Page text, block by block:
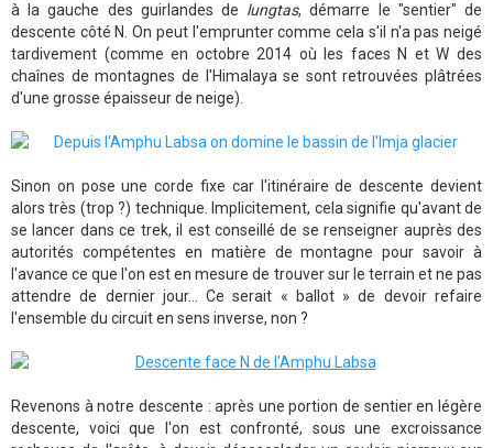
à la gauche des guirlandes de lungtas, démarre le "sentier" de
descente côté N. On peut l'emprunter comme cela s'il n'a pas neigé
tardivement (comme en octobre 2014 où les faces N et W des
chaînes de montagnes de l'Himalaya se sont retrouvées plâtrées
d'une grosse épaisseur de neige).
Sinon on pose une corde fixe car l'itinéraire de descente devient
alors très (trop ?) technique. Implicitement, cela signifie qu'avant de
se lancer dans ce trek, il est conseillé de se renseigner auprès des
autorités compétentes en matière de montagne pour savoir à
l'avance ce que l'on est en mesure de trouver sur le terrain et ne pas
attendre de dernier jour... Ce serait « ballot » de devoir refaire
l'ensemble du circuit en sens inverse, non ?
Revenons à notre descente : après une portion de sentier en légère
descente, voici que l'on est confronté, sous une excroissance